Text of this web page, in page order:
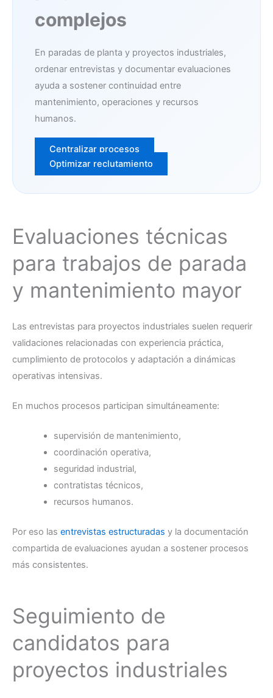
complejos
En paradas de planta y proyectos industriales,
ordenar entrevistas y documentar evaluaciones
ayuda a sostener continuidad entre
mantenimiento, operaciones y recursos
humanos.
Centralizar procesos
Optimizar reclutamiento
Evaluaciones técnicas
para trabajos de parada
y mantenimiento mayor
Las entrevistas para proyectos industriales suelen requerir
validaciones relacionadas con experiencia práctica,
cumplimiento de protocolos y adaptación a dinámicas
operativas intensivas.
En muchos procesos participan simultáneamente:
supervisión de mantenimiento,
coordinación operativa,
seguridad industrial,
contratistas técnicos,
recursos humanos.
Por eso las entrevistas estructuradas y la documentación
compartida de evaluaciones ayudan a sostener procesos
más consistentes.
Seguimiento de
candidatos para
proyectos industriales